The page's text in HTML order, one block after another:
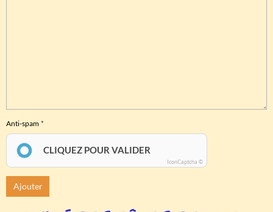
Anti-spam
CLIQUEZ POUR VALIDER
IconCaptcha ©
Ajouter